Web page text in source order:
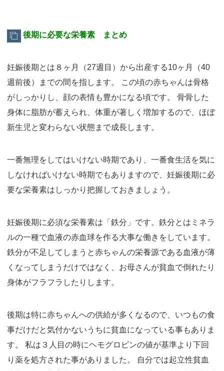
後期に必要な栄養素 まとめ
妊娠後期とは８ヶ月（27週目）から出産する10ヶ月（40
週前後）までの間を指します。 この頃の赤ちゃんは骨格
がしっかりし、顔の表情も豊かになる頃です。 骨骨した
身体に脂肪が蓄えられ、体重が著しく増加するので、ほぼ
新生児と変わらない状態まで成長します。
一番無理をしてはいけない時期であり、一番食生活を気に
しなければいけない時期でもありますので、妊娠後期に必
要な栄養素はしっかり把握しておきましょう。
妊娠後期に必須な栄養素は「鉄分」です。鉄分とはミネラ
ルの一種で血液の赤血球を作る大事な働きをしています。
鉄分が不足してしまうと赤ちゃんの栄養源である血液が薄
くなってしまうだけではなく、お母さんが貧血で倒れたり
身体がフラフラしたりします。
後期は特に赤ちゃんへの供給が多くなるので、いつもの食
事だけだと気付かないうちに貧血になっている事もありま
す。 私は３人目の時にヘモグロビンの値が基準より下回
り薬を処方された事がありました。 自分では起立性貧血